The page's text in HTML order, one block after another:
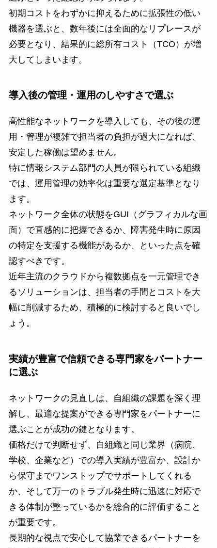
初期コストをわずかに抑えるために拡張性の低い
機器を選ぶと、数年後には全面的なリプレースが
必要となり、結果的に総所有コスト（TCO）が増
大してしまいます。
導入後の管理・運用のしやすさで選ぶ
高性能なネットワークを導入しても、その後の運
用・管理が複雑で担当者の負担が過大になれば、
安定した稼働は望めません。
特に情報システム部門の人員が限られている組織
では、運用管理の効率化は重要な選定基準となり
ます。
ネットワーク全体の状態をGUI（グラフィカルな画
面）で直感的に把握できるか、障害発生時に原因
の特定を支援する機能があるか、といった点を確
認すべきです。
近年主流のクラウドから複数拠点を一元管理でき
るソリューションは、担当者の手間とコストを大
幅に削減するため、積極的に検討すると良いでし
ょう。
実績が豊富で信頼できる専門家をパートナー
に選ぶ
ネットワークの見直しは、自組織の課題を深く理
解し、最適な提案ができる専門家をパートナーに
選ぶことが成功の鍵となります。
価格だけで判断せず、自組織と同じ業界（病院、
学校、企業など）での導入実績が豊富か、設計か
ら保守までワンストップでサポートしてくれる
か、そして万一のトラブル発生時に迅速に対応で
きる体制が整っているかを総合的に評価すること
が重要です。
長期的な視点で安心して協業できるパートナーを